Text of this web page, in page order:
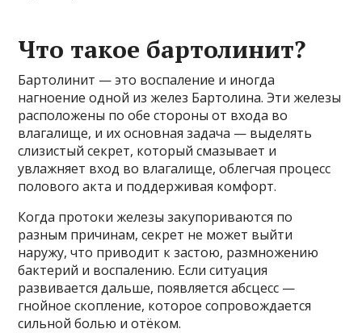
Что такое бартолинит?
Бартолинит — это воспаление и иногда
нагноение одной из желез Бартолина. Эти железы
расположены по обе стороны от входа во
влагалище, и их основная задача — выделять
слизистый секрет, который смазывает и
увлажняет вход во влагалище, облегчая процесс
полового акта и поддерживая комфорт.
Когда протоки железы закупориваются по
разным причинам, секрет не может выйти
наружу, что приводит к застою, размножению
бактерий и воспалению. Если ситуация
развивается дальше, появляется абсцесс —
гнойное скопление, которое сопровождается
сильной болью и отёком.